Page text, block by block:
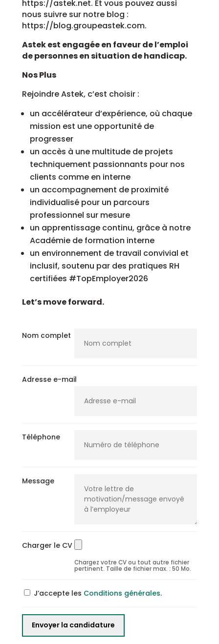
https://astek.net. Et vous pouvez aussi
nous suivre sur notre blog :
https://blog.groupeastek.com.
Astek est engagée en faveur de l’emploi
de personnes en situation de handicap.
Nos Plus
Rejoindre Astek, c’est choisir :
un accélérateur d’expérience, où chaque
mission est une opportunité de
progresser
un accès à une multitude de projets
techniquement passionnants pour nos
clients comme en interne
un accompagnement de proximité
individualisé pour un parcours
professionnel sur mesure
un apprentissage continu, grâce à notre
Académie de formation interne
un environnement de travail convivial et
inclusif, soutenu par des pratiques RH
certifiées #TopEmployer2026
Let’s move forward.
Nom complet
Adresse e-mail
Téléphone
Message
Charger le CV
Chargez votre CV ou tout autre fichier
pertinent. Taille de fichier max. : 50 Mo.
J’accepte les Conditions générales.